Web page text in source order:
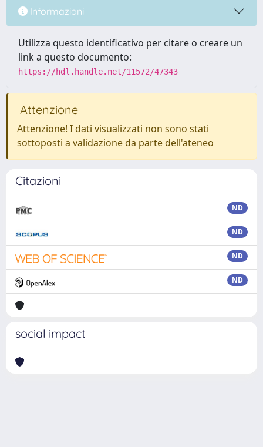
Informazioni
Utilizza questo identificativo per citare o creare un
link a questo documento:
https://hdl.handle.net/11572/47343
Attenzione
Attenzione! I dati visualizzati non sono stati
sottoposti a validazione da parte dell'ateneo
Citazioni
ND
ND
ND
ND
social impact